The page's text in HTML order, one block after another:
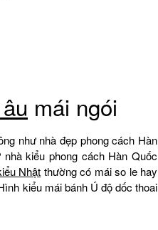
mái ngói
như nhà đẹp phong cách Hàn
kiểu phong cách Hàn Quốc
Nhật thường có mái so le hay
kiểu mái bánh Ú độ dốc thoai